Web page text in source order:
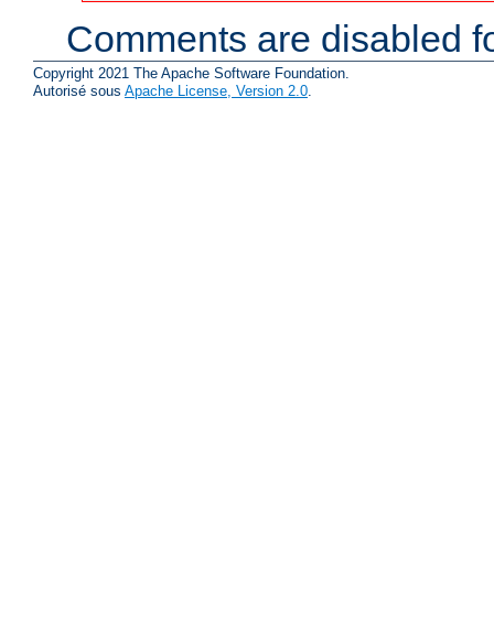
Comments are disabled
Copyright 2021 The Apache Software Foundation.
Autorisé sous Apache License, Version 2.0